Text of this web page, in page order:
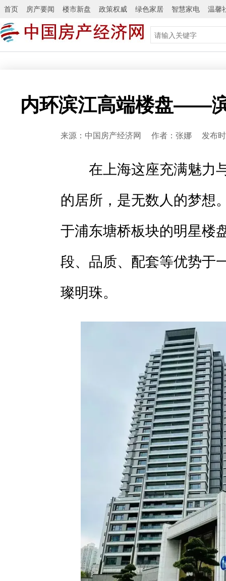
首页 房产要闻 楼市新盘 政策权威 绿色家居 智慧家电 温馨
内环滨江高端楼盘——
来源：中国房产经济网 作者：张娜 发布时
在上海这座充满魅力与
的居所，是无数人的梦想
于浦东塘桥板块的明星
段、品质、配套等优势于
璨明珠。